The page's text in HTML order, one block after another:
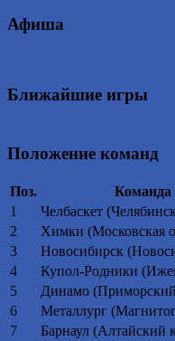
Афиша
Ближайшие игры
Положение команд
Поз. Команда
1
Челбаскет
2
Химки (Московская
3
Новосибирск
4
Купол-Родники
5
Динамо
6
Металлург
7
Барнаул (Алтайский